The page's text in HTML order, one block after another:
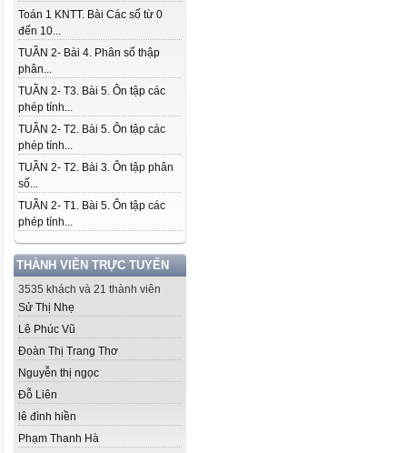
Toán 1 KNTT. Bài Các số từ 0
đến 10...
TUẦN 2- Bài 4. Phân số thập
phân...
TUẦN 2- T3. Bài 5. Ôn tập các
phép tính...
TUẦN 2- T2. Bài 5. Ôn tập các
phép tính...
TUẦN 2- T2. Bài 3. Ôn tập phân
số...
TUẦN 2- T1. Bài 5. Ôn tập các
phép tính...
THÀNH VIÊN TRỰC TUYẾN
3535 khách và 21 thành viên
Sử Thị Nhẹ
Lê Phúc Vũ
Đoàn Thị Trang Thơ
Nguyễn thị ngọc
Đỗ Liên
lê đình hiền
Phạm Thanh Hà